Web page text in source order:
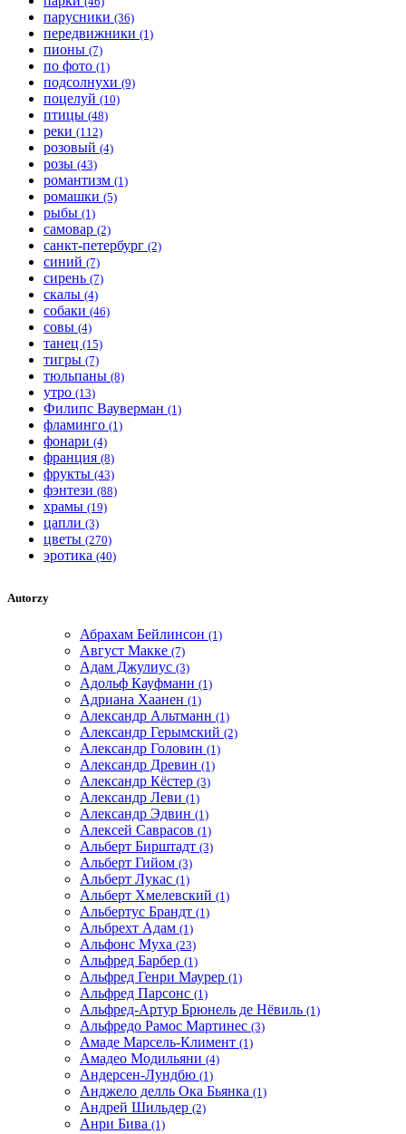
парусники (36)
передвижники (1)
пионы (7)
по фото (1)
подсолнухи (9)
поцелуй (10)
птицы (48)
реки (112)
розовый (4)
розы (43)
романтизм (1)
ромашки (5)
рыбы (1)
самовар (2)
санкт-петербург (2)
синий (7)
сирень (7)
скалы (4)
собаки (46)
совы (4)
танец (15)
тигры (7)
тюльпаны (8)
утро (13)
Филипс Вауверман (1)
фламинго (1)
фонари (4)
франция (8)
фрукты (43)
фэнтези (88)
храмы (19)
цапли (3)
цветы (270)
эротика (40)
Autorzy
Абрахам Бейлинсон (1)
Август Макке (7)
Адам Джулиус (3)
Адольф Кауфманн (1)
Адриана Хаанен (1)
Александр Альтманн (1)
Александр Герымский (2)
Александр Головин (1)
Александр Древин (1)
Александр Кёстер (3)
Александр Леви (1)
Александр Эдвин (1)
Алексей Саврасов (1)
Альберт Бирштадт (3)
Альберт Гийом (3)
Альберт Лукас (1)
Альберт Хмелевский (1)
Альбертус Брандт (1)
Альбрехт Адам (1)
Альфонс Муха (23)
Альфред Барбер (1)
Альфред Генри Маурер (1)
Альфред Парсонс (1)
Альфред-Артур Брюнель де Нёвиль (1)
Альфредо Рамос Мартинес (3)
Амаде Марсель-Климент (1)
Амадео Модильяни (4)
Андерсен-Лундбю (1)
Анджело делль Ока Бьянка (1)
Андрей Шильдер (2)
Анри Бива (1)